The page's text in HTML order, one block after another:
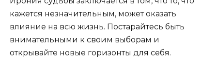
кажется незначительным, может оказать
влияние на всю жизнь. Постарайтесь быть
внимательными к своим выборам и
открывайте новые горизонты для себя.